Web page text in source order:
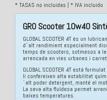
* TASAS no incluidas | * IVA incluido
GRO Scooter 10w40
GLOBAL SCOOTER 4T és un
d´alt rendimient especialment
temps de scooters, sotmesos a
arrencada en vies urbanes i
GLOBAL SCOOTER 4T està
li confereixen alta estabilitat
´alt poder detergent, manté el
La seva alta fluïdesa permet
baixes temperatures.